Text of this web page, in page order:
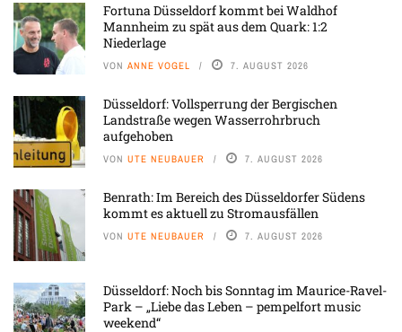
Fortuna Düsseldorf kommt bei Waldhof
Mannheim zu spät aus dem Quark: 1:2
Niederlage
VON ANNE VOGEL 7. AUGUST 2026
Düsseldorf: Vollsperrung der Bergischen
Landstraße wegen Wasserrohrbruch
aufgehoben
VON UTE NEUBAUER 7. AUGUST 2026
Benrath: Im Bereich des Düsseldorfer Südens
kommt es aktuell zu Stromausfällen
VON UTE NEUBAUER 7. AUGUST 2026
Düsseldorf: Noch bis Sonntag im Maurice-Ravel-
Park – „Liebe das Leben – pempelfort music
weekend“